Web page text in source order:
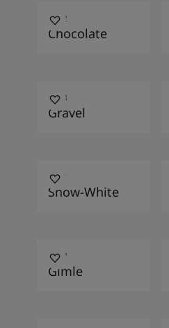
2392
Chocolate
9933
Gravel
5001
Snow-White
1217
Gimle